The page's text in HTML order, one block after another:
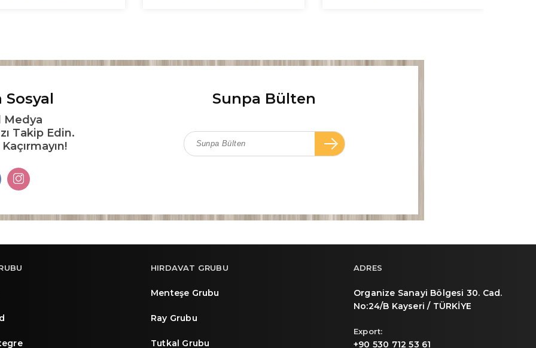
Sosyal
Medya
Takip Edin.
Sunpa Bülten
HIRDAVAT GRUBU
Menteşe Grubu
Ray Grubu
Tutkal Grubu
ADRES
Organize Sanayi Bölgesi 30. Cad.
No:24/B Kayseri / TÜRKİYE
Export:
+90 530 712 53 61